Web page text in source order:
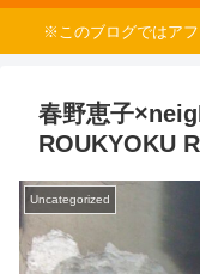
※このブログではア
春野恵子
ROUKYOKU
Uncategorized